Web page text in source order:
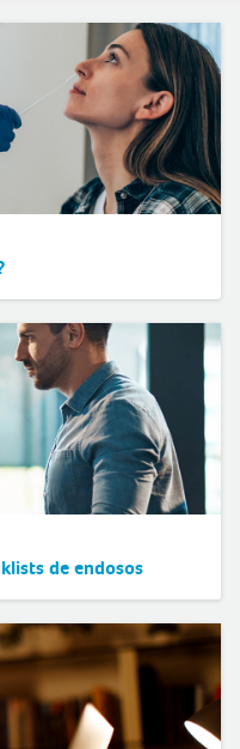
de endosos